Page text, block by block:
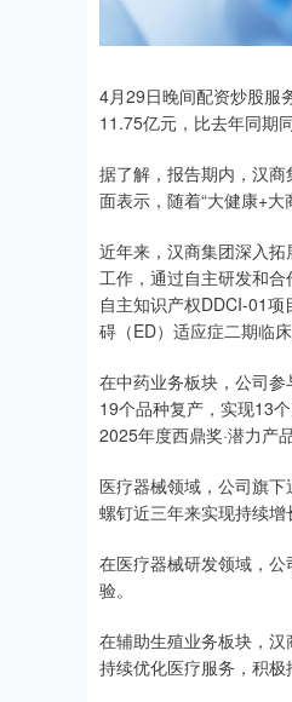
4月29日晚间配资炒股服
11.75亿元，比去年同期
据了解，报告期内，汉
面表示，随着“大健康+大
近年来，汉商集团深入
工作，通过自主研发和
自主知识产权DDCI-01
碍（ED）适应症二期临
在中药业务板块，公司
19个品种复产，实现13
2025年度西鼎奖·潜力产
医疗器械领域，公司旗
螺钉近三年来实现持续增
在医疗器械研发领域，
验。
在辅助生殖业务板块，
持续优化医疗服务，积极